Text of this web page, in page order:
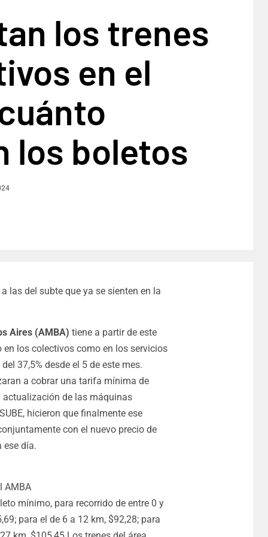
los trenes
en el
los boletos
las del subte que ya se sienten en la
Aires (AMBA) tiene a partir de este
en los colectivos como en los servicios
37,5% desde el 5 de este mes.
a cobrar una tarifa mínima de
actualización de las máquinas
, hicieron que finalmente ese
con el nuevo precio de
ese día.
AMBA
mínimo, para recorrido de entre 0 y
para el de 6 a 12 km, $92,28; para